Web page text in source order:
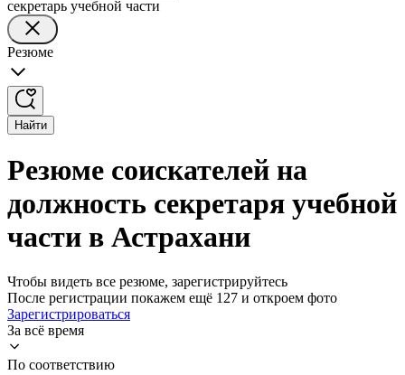
секретарь учебной части
Резюме
Найти
Резюме соискателей на
должность секретаря учебной
части в Астрахани
Чтобы видеть все резюме, зарегистрируйтесь
После регистрации покажем ещё 127 и откроем фото
Зарегистрироваться
За всё время
По соответствию